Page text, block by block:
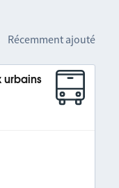
Récemment ajouté
urbains